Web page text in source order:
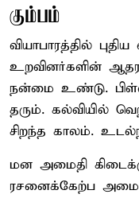
கும்பம்
வியாபாரத்தில்
உறவினர்களின்
நன்மை உண்டு.
தரும். கல்வியில்
சிறந்த காலம்.
மன அமைதி
ரசனைக்கேற்ப